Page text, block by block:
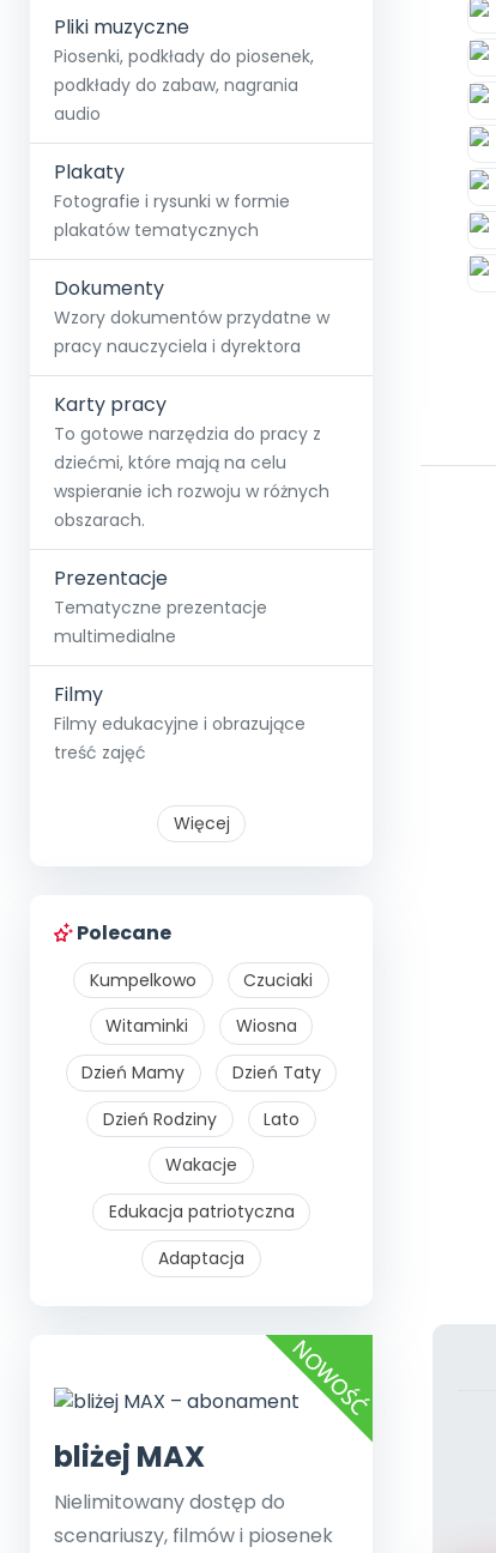
Pliki muzyczne
Piosenki, podkłady do piosenek,
podkłady do zabaw, nagrania
audio
Plakaty
Fotografie i rysunki w formie
plakatów tematycznych
Dokumenty
Wzory dokumentów przydatne w
pracy nauczyciela i dyrektora
Karty pracy
To gotowe narzędzia do pracy z
dziećmi, które mają na celu
wspieranie ich rozwoju w różnych
obszarach.
Prezentacje
Tematyczne prezentacje
multimedialne
Filmy
Filmy edukacyjne i obrazujące
treść zajęć
Więcej
Polecane
Kumpelkowo
Czuciaki
Witaminki
Wiosna
Dzień Mamy
Dzień Taty
Dzień Rodziny
Lato
Wakacje
Edukacja patriotyczna
Adaptacja
bliżej MAX
Nielimitowany dostęp do
scenariuszy, filmów i piosenek